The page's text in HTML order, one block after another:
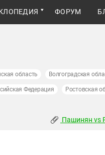
ФОРУМ
область Волгоградская
Федерация Ростовская
Пашинян vs